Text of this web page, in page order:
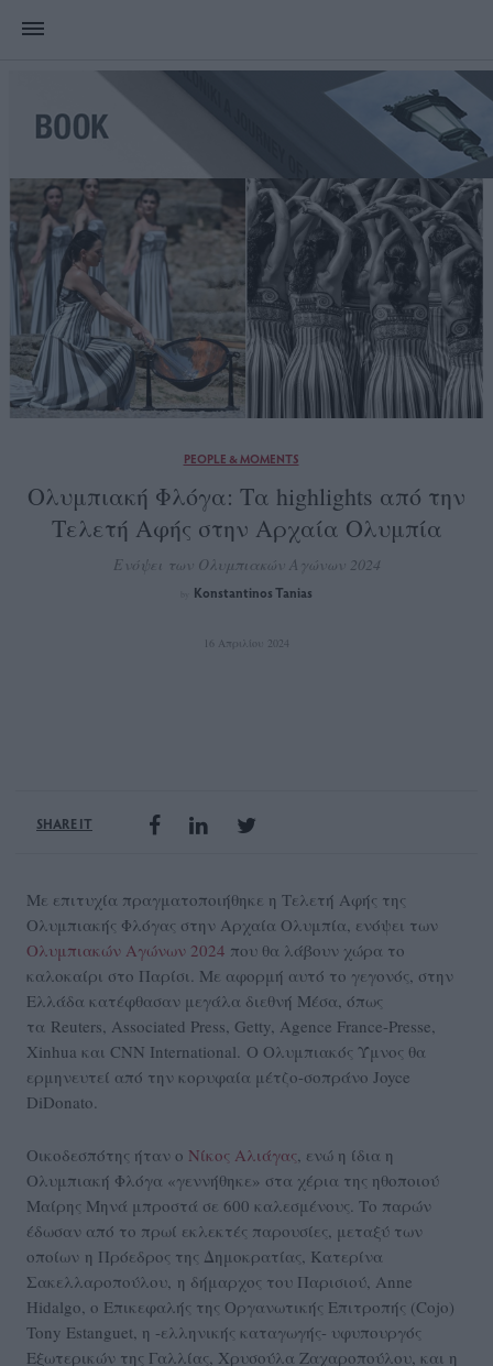
PEOPLE & MOMENTS
Ολυμπιακή Φλόγα: Τα highlights από την
Τελετή Αφής στην Αρχαία Ολυμπία
Ενόψει των Ολυμπιακών Αγώνων 2024
Konstantinos Tanias
16 Απριλίου 2024
SHARE IT
Με επιτυχία πραγματοποιήθηκε η Τελετή Αφής της
Ολυμπιακής Φλόγας στην Αρχαία Ολυμπία, ενόψει των
Ολυμπιακών Αγώνων 2024 που θα λάβουν χώρα το
καλοκαίρι στο Παρίσι. Με αφορμή αυτό το γεγονός, στην
Ελλάδα κατέφθασαν μεγάλα διεθνή Μέσα, όπως
τα Reuters, Αssociated Press, Getty, Agence France-Presse,
Χinhua και CNN International. Ο Ολυμπιακός Ύμνος θα
ερμηνευτεί από την κορυφαία μέτζο-σοπράνο Joyce
DiDonato.
Οικοδεσπότης ήταν ο Νίκος Αλιάγας, ενώ η ίδια η
Ολυμπιακή Φλόγα «γεννήθηκε» στα χέρια της ηθοποιού
Μαίρης Μηνά μπροστά σε 600 καλεσμένους. Το παρών
έδωσαν από το πρωί εκλεκτές παρουσίες, μεταξύ των
οποίων η Πρόεδρος της Δημοκρατίας, Κατερίνα
Σακελλαροπούλου, η δήμαρχος του Παρισιού, Anne
Hidalgo, ο Επικεφαλής της Οργανωτικής Επιτροπής (Cojo)
Tony Estanguet, η -ελληνικής καταγωγής- υφυπουργός
Eξωτερικών της Γαλλίας, Χρυσούλα Ζαχαροπούλου, και η